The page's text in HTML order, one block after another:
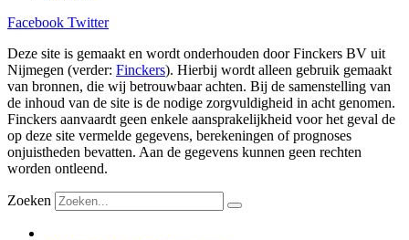
Facebook Twitter
Deze site is gemaakt en wordt onderhouden door Finckers BV uit
Nijmegen (verder: Finckers). Hierbij wordt alleen gebruik gemaakt
van bronnen, die wij betrouwbaar achten. Bij de samenstelling van
de inhoud van de site is de nodige zorgvuldigheid in acht genomen.
Finckers aanvaardt geen enkele aansprakelijkheid voor het geval de
op deze site vermelde gegevens, berekeningen of prognoses
onjuistheden bevatten. Aan de gegevens kunnen geen rechten
worden ontleend.
Zoeken